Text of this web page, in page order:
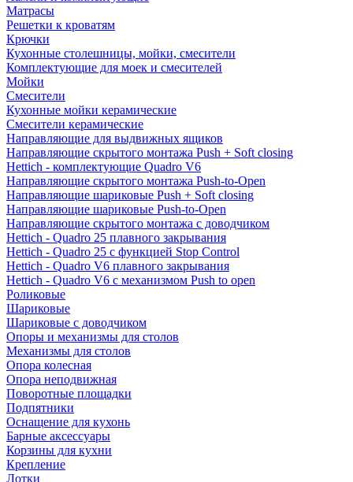
Матрасы
Решетки к кроватям
Крючки
Кухонные столешницы, мойки, смесители
Комплектующие для моек и смесителей
Мойки
Смесители
Кухонные мойки керамические
Смесители керамические
Направляющие для выдвижных ящиков
Направляющие скрытого монтажа Push + Soft closing
Hettich - комплектующие Quadro V6
Направляющие скрытого монтажа Push-to-Open
Направляющие шариковые Push + Soft closing
Направляющие шариковые Push-to-Open
Направляющие скрытого монтажа с доводчиком
Hettich - Quadro 25 плавного закрывания
Hettich - Quadro 25 с функцией Stop Control
Hettich - Quadro V6 плавного закрывания
Hettich - Quadro V6 с механизмом Push to open
Роликовые
Шариковые
Шариковые с доводчиком
Опоры и механизмы для столов
Механизмы для столов
Опора колесная
Опора неподвижная
Поворотные площадки
Подпятники
Оснащение для кухонь
Барные аксессуары
Корзины для кухни
Крепление
Лотки